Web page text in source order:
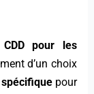
pour les
d’un choix
pour